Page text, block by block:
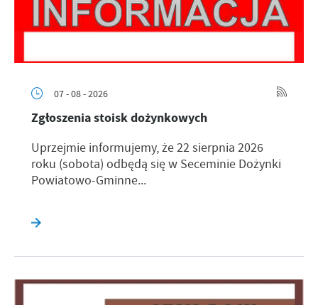
07 - 08 - 2026
Zgłoszenia stoisk dożynkowych
Uprzejmie informujemy, że 22 sierpnia 2026
roku (sobota) odbędą się w Seceminie Dożynki
Powiatowo-Gminne...